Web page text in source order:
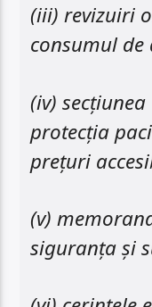
(iii) revizuiri
consumul
(iv)
protecția
prețuri
(v)
siguranța și